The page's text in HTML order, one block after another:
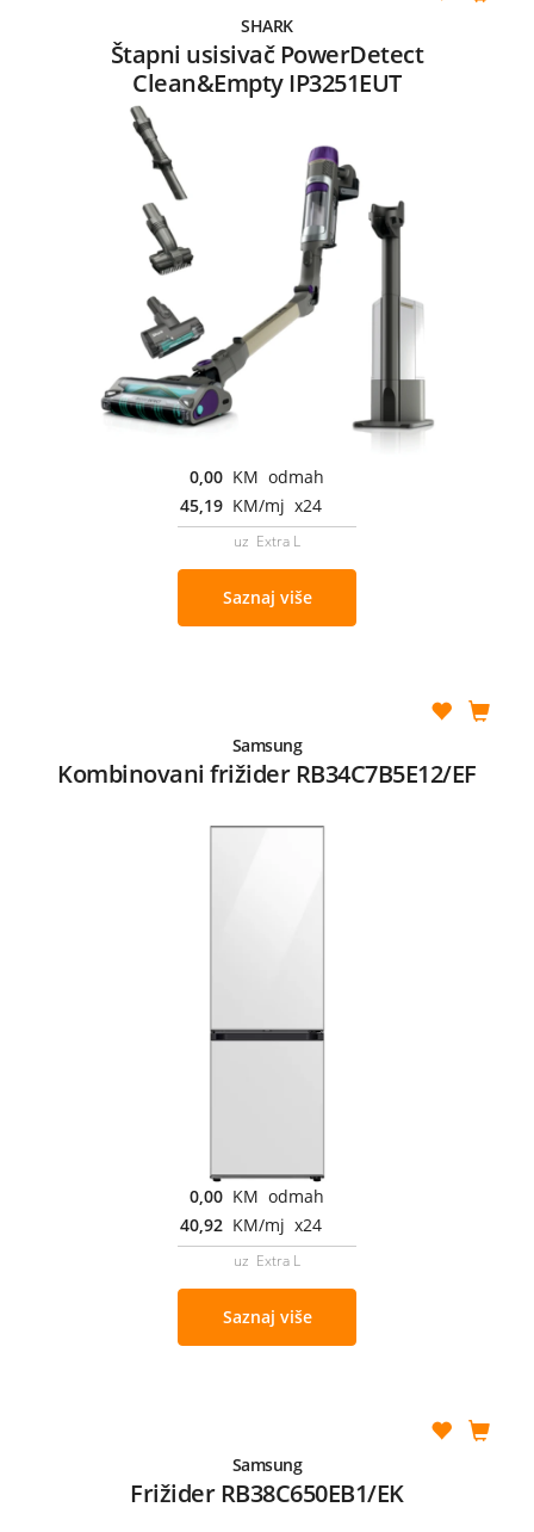
SHARK
Štapni usisivač PowerDetect
Clean&Empty IP3251EUT
0,00 KM odmah
45,19 KM/mj x24
uz Extra L
Saznaj više
Samsung
Kombinovani frižider RB34C7B5E12/EF
0,00 KM odmah
40,92 KM/mj x24
uz Extra L
Saznaj više
Samsung
Frižider RB38C650EB1/EK